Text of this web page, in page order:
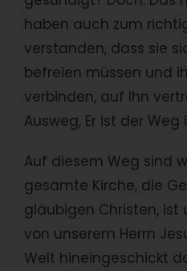
haben auch zum
verstanden, dass sie
befreien müssen und
verbinden, auf Ihn
Ausweg, Er ist der Weg
Auf diesem Weg sind
gesamte Kirche, die
gläubigen Christen, ist
von unserem Herrn
Welt hineingeschickt